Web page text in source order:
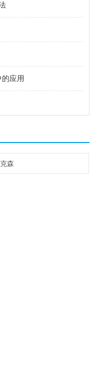
应用
森